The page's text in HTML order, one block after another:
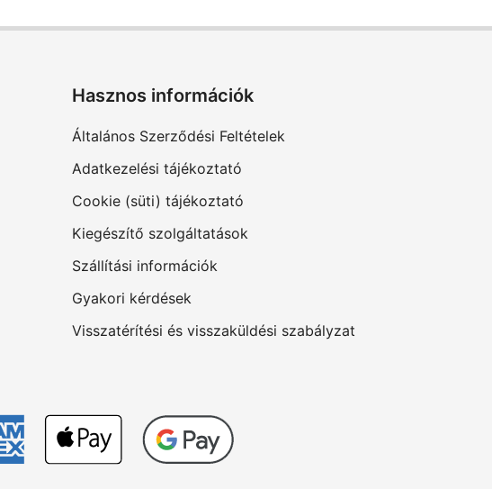
Hasznos információk
Általános Szerződési Feltételek
Adatkezelési tájékoztató
Cookie (süti) tájékoztató
Kiegészítő szolgáltatások
Szállítási információk
Gyakori kérdések
Visszatérítési és visszaküldési szabályzat